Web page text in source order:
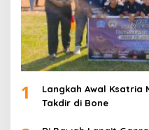
1
Langkah Awal Ksatria
Takdir di Bone